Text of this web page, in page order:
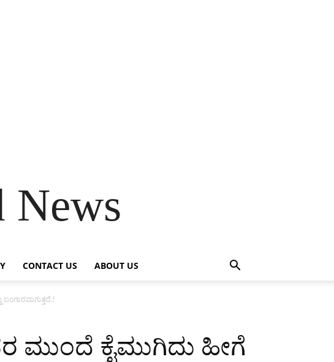
News
CONTACT US ABOUT US
ಮುಂದೆ ಕೈಮುಗಿದು ಹೀಗೆ